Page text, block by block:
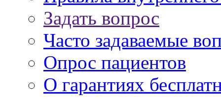
Задать вопрос
Часто задаваемые
Опрос пациентов
О гарантиях